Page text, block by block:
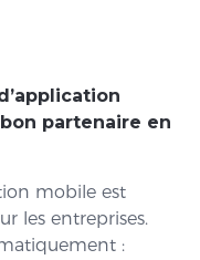
partenaire en
mobile est
les entreprises.
: